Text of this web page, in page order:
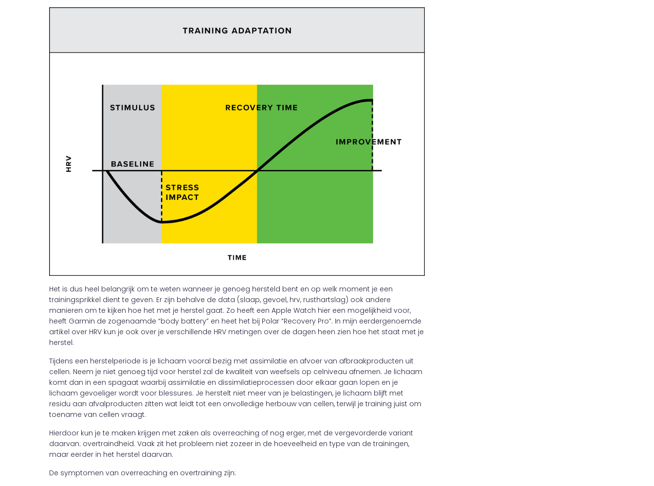
Het is dus heel belangrijk om te weten wanneer je genoeg hersteld bent en op welk moment je een
trainingsprikkel dient te geven. Er zijn behalve de data (slaap, gevoel, hrv, rusthartslag) ook andere
manieren om te kijken hoe het met je herstel gaat. Zo heeft een Apple Watch hier een mogelijkheid voor,
heeft Garmin de zogenaamde “body battery” en heet het bij Polar “Recovery Pro”. In mijn eerdergenoemde
artikel over HRV kun je ook over je verschillende HRV metingen over de dagen heen zien hoe het staat met je
herstel.
Tijdens een herstelperiode is je lichaam vooral bezig met assimilatie en afvoer van afbraakproducten uit
cellen. Neem je niet genoeg tijd voor herstel zal de kwaliteit van weefsels op celniveau afnemen. Je lichaam
komt dan in een spagaat waarbij assimilatie en dissimilatieprocessen door elkaar gaan lopen en je
lichaam gevoeliger wordt voor blessures. Je herstelt niet meer van je belastingen, je lichaam blijft met
residu aan afvalproducten zitten wat leidt tot een onvolledige herbouw van cellen, terwijl je training juist om
toename van cellen vraagt.
Hierdoor kun je te maken krijgen met zaken als overreaching of nog erger, met de vergevorderde variant
daarvan: overtraindheid. Vaak zit het probleem niet zozeer in de hoeveelheid en type van de trainingen,
maar eerder in het herstel daarvan.
De symptomen van overreaching en overtraining zijn: